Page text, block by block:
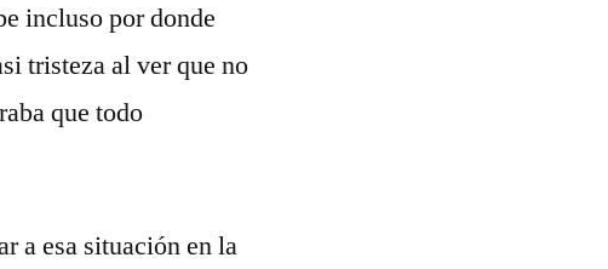
incluso por donde
tristeza al ver que no
que todo
a esa situación en la